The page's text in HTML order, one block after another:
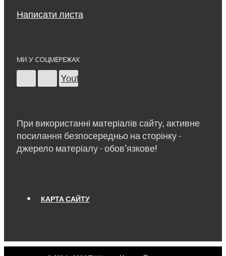
Написати листа
МИ У СОЦМЕРЕЖАХ
Youtube
При використанні матеріалів сайту, активне
посилання безпосередньо на сторінку -
джерело матеріалу - обов’язкове!
КАРТА САЙТУ